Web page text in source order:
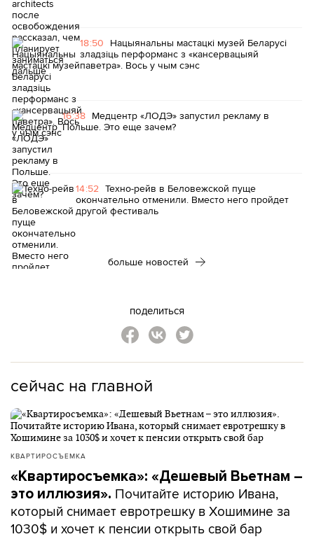
18:50 Нацыянальны мастацкі музей Беларусі
зладзіць перформанс з «кансервацыяй
паветра». Вось у чым сэнс
16:38 Медцентр «ЛОДЭ» запустил рекламу в
Польше. Это еще зачем?
14:52 Техно-рейв в Беловежской пуще
окончательно отменили. Вместо него пройдет
другой фестиваль
больше новостей
поделиться
сейчас на главной
КВАРТИРОСЪЕМКА
«Квартиросъемка»: «Дешевый Вьетнам –
это иллюзия». Почитайте историю Ивана,
который снимает евротрешку в Хошимине за
1030$ и хочет к пенсии открыть свой бар